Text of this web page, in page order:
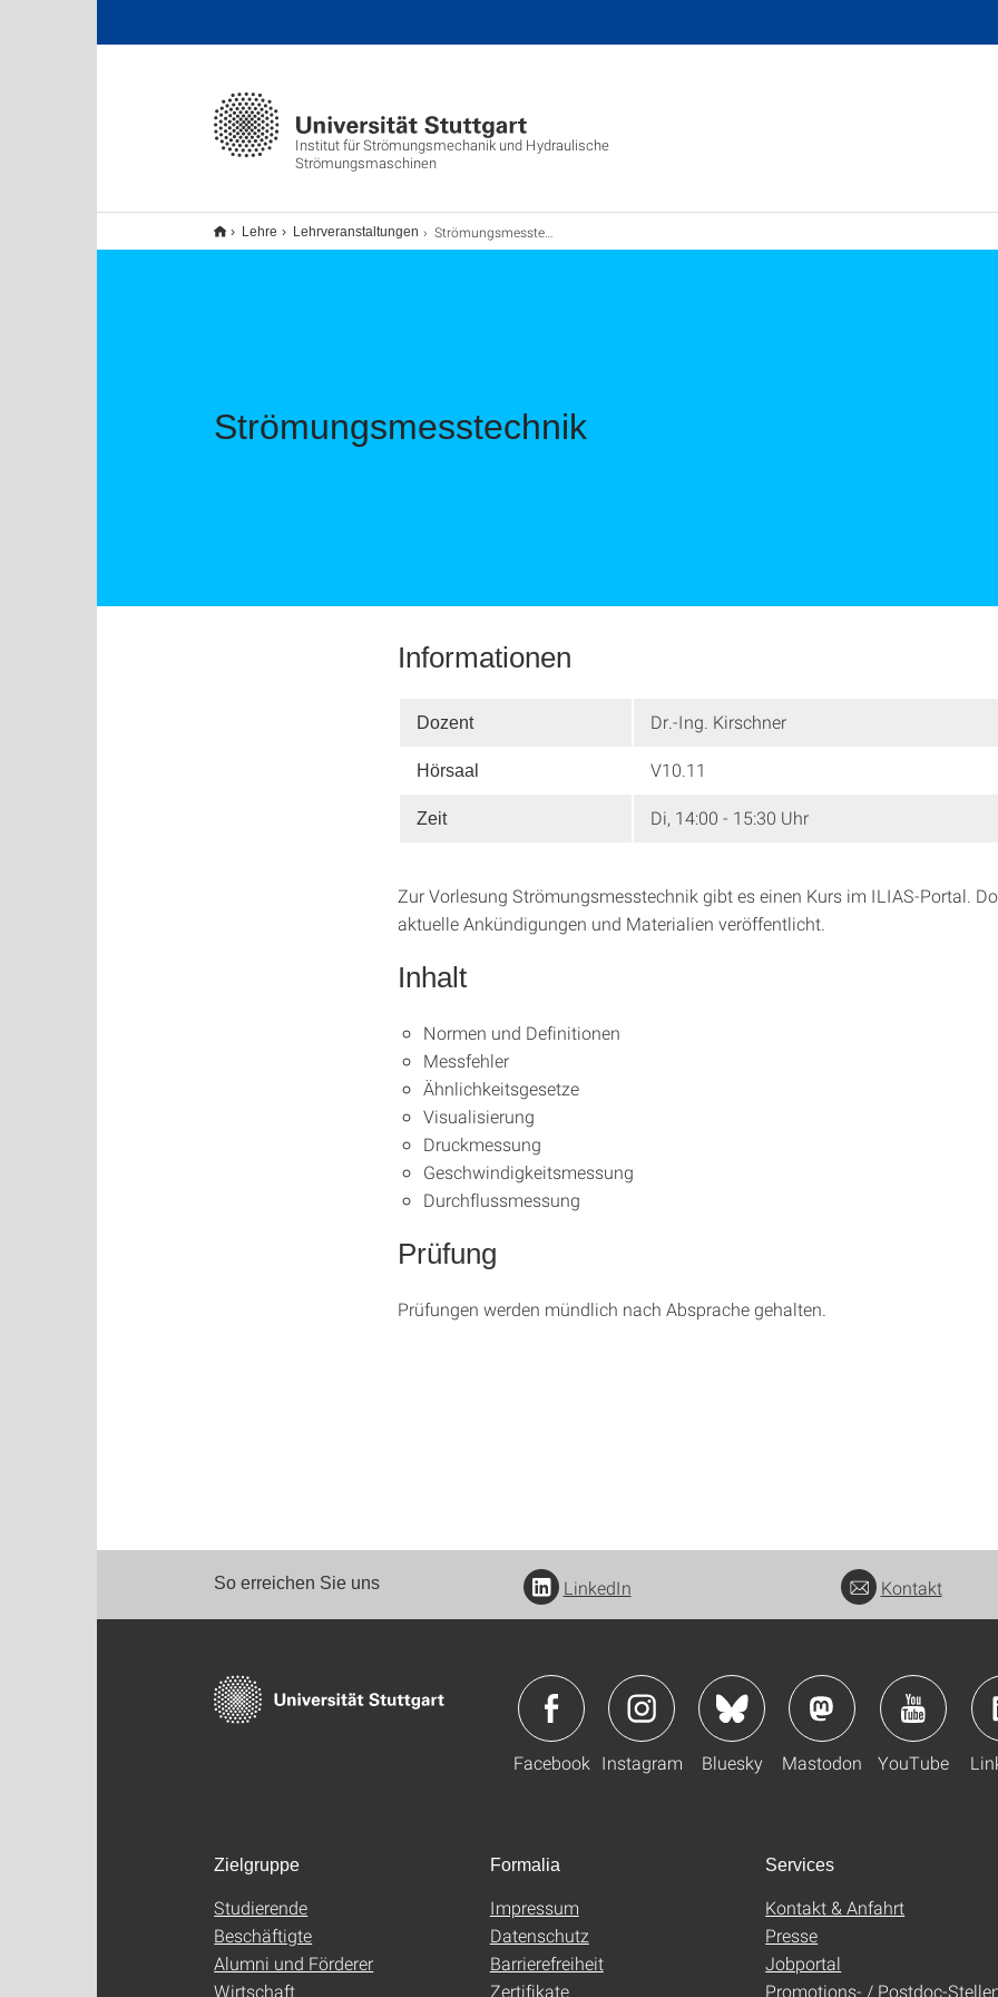
Institut für Strömungsmechanik und Hydraulische
Strömungsmaschinen
Lehre Lehrveranstaltungen Strömungsmesstechnik
Strömungsmesstechnik
Informationen
Dozent Dr.-Ing. Kirschner
Hörsaal V10.11
Zeit Di, 14:00 - 15:30 Uhr
Zur Vorlesung Strömungsmesstechnik gibt es einen Kurs im ILIAS-Portal.
aktuelle Ankündigungen und Materialien veröffentlicht.
Inhalt
Normen und Definitionen
Messfehler
Ähnlichkeitsgesetze
Visualisierung
Druckmessung
Geschwindigkeitsmessung
Durchflussmessung
Prüfung
Prüfungen werden mündlich nach Absprache gehalten.
So erreichen Sie uns LinkedIn Kontakt
Facebook Instagram Bluesky Mastodon YouTube
Zielgruppe
Studierende
Beschäftigte
Alumni und Förderer
Wirtschaft
Formalia
Impressum
Datenschutz
Barrierefreiheit
Zertifikate
Services
Kontakt & Anfahrt
Presse
Jobportal
Promotions- / Postdoc-